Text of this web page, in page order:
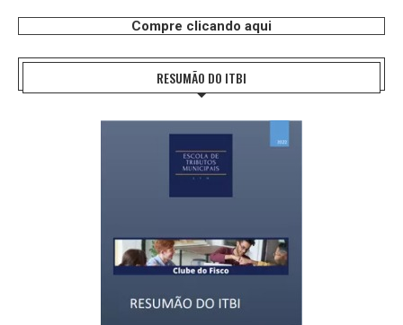
Compre clicando aqui
RESUMÃO DO ITBI